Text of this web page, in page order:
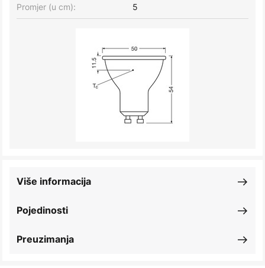
Promjer (u cm): 5
Pojedinosti
Više informacija
Preuzimanja